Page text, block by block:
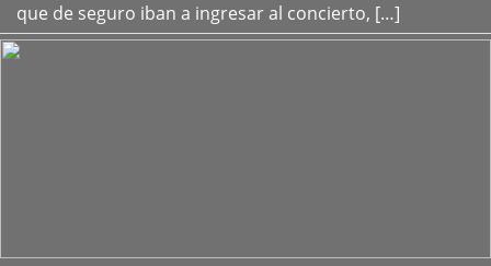
que de seguro iban a ingresar al concierto, […]